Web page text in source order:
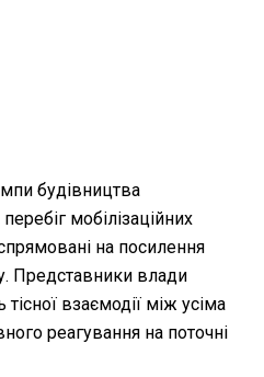
будівництва
мобілізаційних
на посилення
Представники влади
тісної взаємодії між усіма
реагування на поточні